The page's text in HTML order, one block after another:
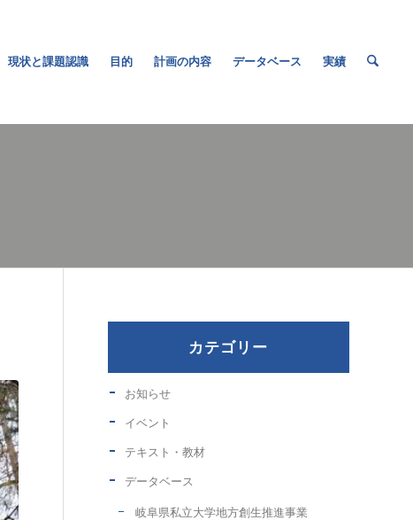
現状と課題認識 目的 計画の内容 データベース 実績
カテゴリー
お知らせ
イベント
テキスト・教材
データベース
岐阜県私立大学地方創生推進事業